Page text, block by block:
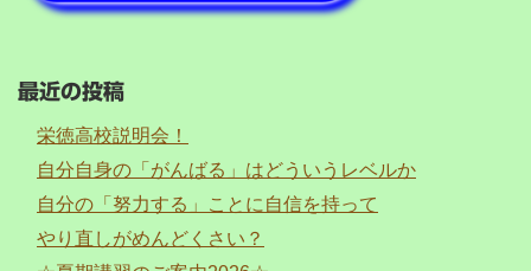
最近の投稿
栄徳高校説明会！
自分自身の「がんばる」はどういうレベルか
自分の「努力する」ことに自信を持って
やり直しがめんどくさい？